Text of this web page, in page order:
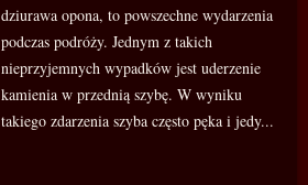
dziurawa opona, to powszechne wydarzenia
podczas podróży. Jednym z takich
nieprzyjemnych wypadków jest uderzenie
kamienia w przednią szybę. W wyniku
takiego zdarzenia szyba często pęka i jedy...